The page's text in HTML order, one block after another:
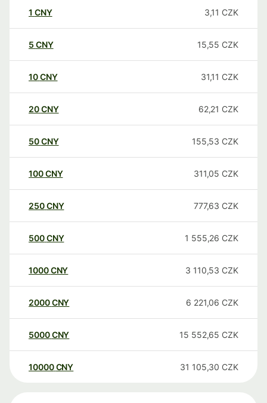
1 CNY 3,11 CZK
5 CNY 15,55 CZK
10CNY 31,11 CZK
20CNY 62,21 CZK
50CNY 155,53 CZK
100CNY 311,05 CZK
250CNY 777,63 CZK
500CNY 1 555,26 CZK
1000CNY 3 110,53 CZK
2000CNY 6 221,06 CZK
5000CNY 15 552,65 CZK
10000 CNY 31 105,30 CZK